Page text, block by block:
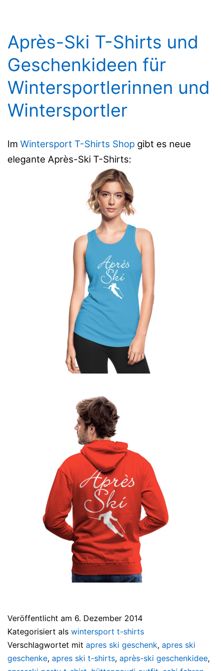
Après-Ski T-Shirts und
Geschenkideen für
Wintersportlerinnen und
Wintersportler
Im Wintersport T-Shirts Shop gibt es neue
elegante Après-Ski T-Shirts:
Veröffentlicht am 6. Dezember 2014
Kategorisiert als wintersport t-shirts
Verschlagwortet mit apres ski geschenk, apres ski
geschenke, apres ski t-shirts, après-ski geschenkidee,